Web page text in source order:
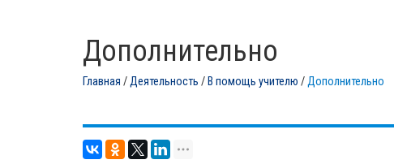
Дополнительно
Главная /Деятельность / В помощь учителю /Дополнительно